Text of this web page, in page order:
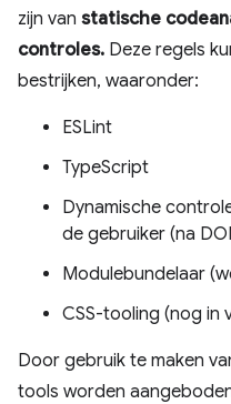
zijn van statische
controles. Deze regels
bestrijken, waaronder:
ESLint
TypeScript
Dynamische
de gebruiker (na
Modulebundelaar
CSS-tooling (nog in
Door gebruik te maken
tools worden